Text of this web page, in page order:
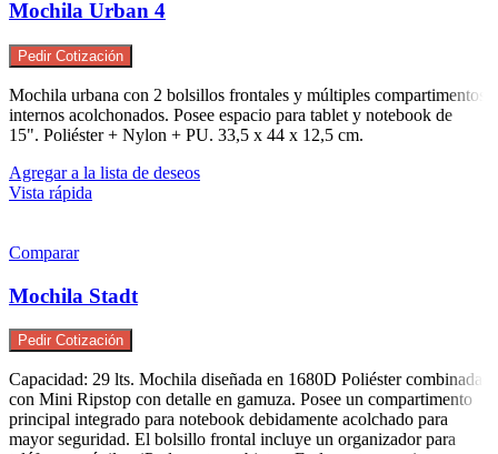
Mochila Urban 4
Pedir Cotización
Mochila urbana con 2 bolsillos frontales y múltiples compartimentos
internos acolchonados. Posee espacio para tablet y notebook de
15". Poliéster + Nylon + PU. 33,5 x 44 x 12,5 cm.
Agregar a la lista de deseos
Vista rápida
Comparar
Mochila Stadt
Pedir Cotización
Capacidad: 29 lts. Mochila diseñada en 1680D Poliéster combinada
con Mini Ripstop con detalle en gamuza. Posee un compartimento
principal integrado para notebook debidamente acolchado para
mayor seguridad. El bolsillo frontal incluye un organizador para